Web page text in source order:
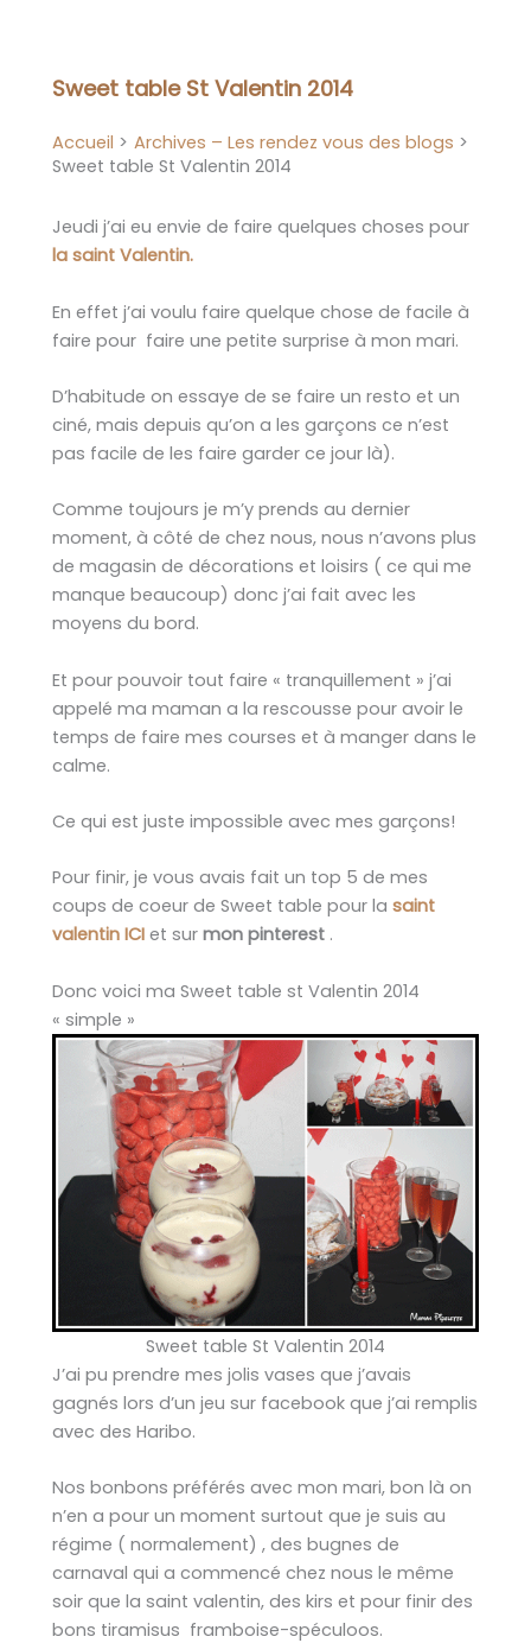
Sweet table St Valentin 2014
Accueil
Archives – Les rendez vous des blogs
Sweet table St Valentin 2014
Jeudi j’ai eu envie de faire quelques choses pour
la saint Valentin.
En effet j’ai voulu faire quelque chose de facile à
faire pour faire une petite surprise à mon mari.
D’habitude on essaye de se faire un resto et un
ciné, mais depuis qu’on a les garçons ce n’est
pas facile de les faire garder ce jour là).
Comme toujours je m’y prends au dernier
moment, à côté de chez nous, nous n’avons plus
de magasin de décorations et loisirs ( ce qui me
manque beaucoup) donc j’ai fait avec les
moyens du bord.
Et pour pouvoir tout faire « tranquillement » j’ai
appelé ma maman a la rescousse pour avoir le
temps de faire mes courses et à manger dans le
calme.
Ce qui est juste impossible avec mes garçons!
Pour finir, je vous avais fait un top 5 de mes
coups de coeur de Sweet table pour la saint
valentin ICI et sur mon pinterest .
Donc voici ma Sweet table st Valentin 2014
« simple »
Sweet table St Valentin 2014
J’ai pu prendre mes jolis vases que j’avais
gagnés lors d’un jeu sur facebook que j’ai remplis
avec des Haribo.
Nos bonbons préférés avec mon mari, bon là on
n’en a pour un moment surtout que je suis au
régime ( normalement) , des bugnes de
carnaval qui a commencé chez nous le même
soir que la saint valentin, des kirs et pour finir des
bons tiramisus framboise-spéculoos.